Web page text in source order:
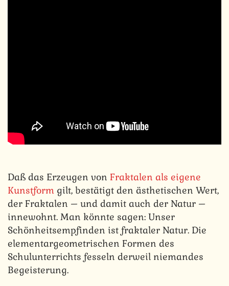
Daß das Erzeugen von Fraktalen als eigene
Kunstform gilt, bestätigt den ästhetischen Wert,
der Fraktalen – und damit auch der Natur –
innewohnt. Man könnte sagen: Unser
Schönheitsempfinden ist fraktaler Natur. Die
elementargeometrischen Formen des
Schulunterrichts fesseln derweil niemandes
Begeisterung.